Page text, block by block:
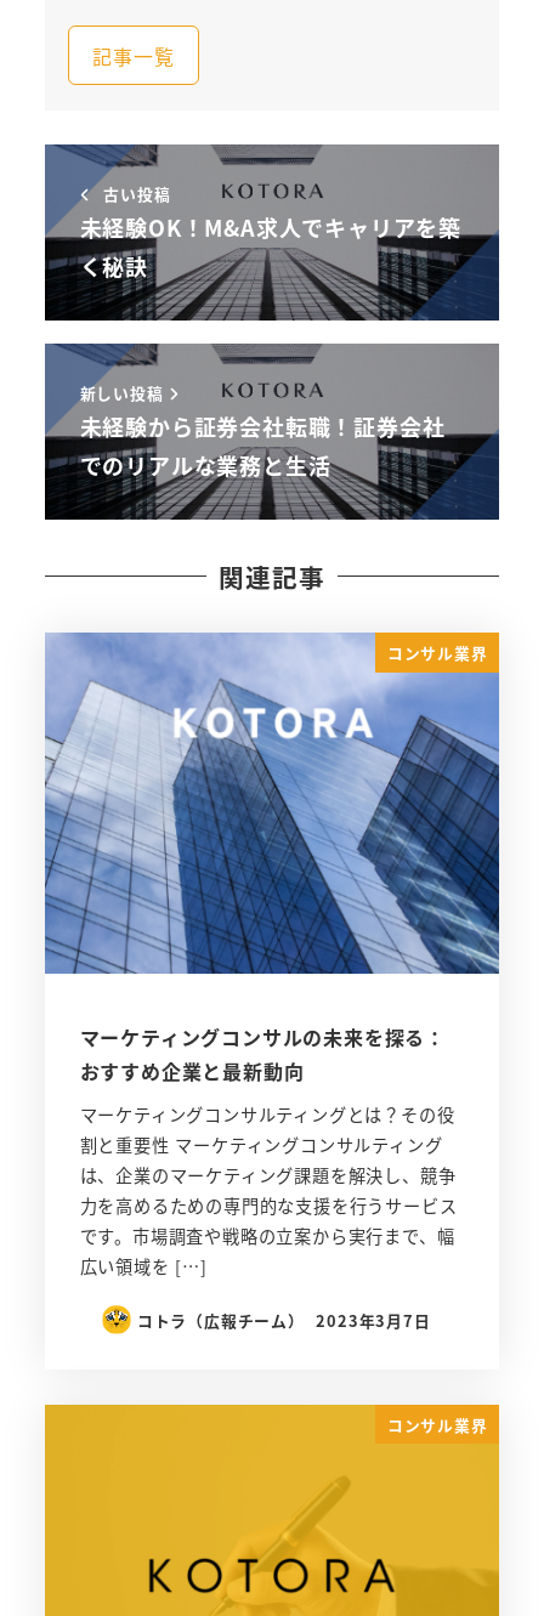
記事一覧
古い投稿
未経験OK！M&A求人でキャリアを築
く秘訣
新しい投稿
未経験から証券会社転職！証券会社
でのリアルな業務と生活
関連記事
コンサル業界
マーケティングコンサルの未来を探る：
おすすめ企業と最新動向
マーケティングコンサルティングとは？その役
割と重要性 マーケティングコンサルティング
は、企業のマーケティング課題を解決し、競争
力を高めるための専門的な支援を行うサービス
です。市場調査や戦略の立案から実行まで、幅
広い領域を […]
コトラ（広報チーム） 2023年3月7日
コンサル業界